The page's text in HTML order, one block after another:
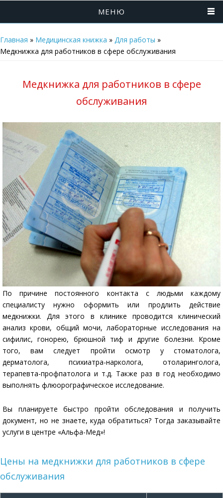
МЕНЮ
Главная » Медицинская книжка » Для работы »
Медкнижка для работников в сфере обслуживания
Медкнижка для работников в сфере
обслуживания
По причине постоянного контакта с людьми каждому
специалисту нужно оформить или продлить действие
медкнижки. Для этого в клинике проводится клинический
анализ крови, общий мочи, лабораторные исследования на
сифилис, гонорею, брюшной тиф и другие болезни. Кроме
того, вам следует пройти осмотр у стоматолога,
дерматолога, психиатра-нарколога, отоларинголога,
терапевта-профпатолога и т.д. Также раз в год необходимо
выполнять флюорографическое исследование.
Вы планируете быстро пройти обследования и получить
документ, но не знаете, куда обратиться? Тогда заказывайте
услуги в центре «Альфа-Мед»!
Цены на медкнижки для работников в сфере
обслуживания